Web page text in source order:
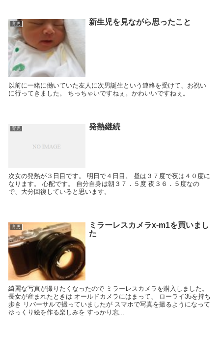
育児 新生児を見ながら思ったこと
以前に一緒に働いていた友人に次男誕生という連絡を受けて、お祝い
に行ってきました。 ちっちゃいですねぇ。かわいいですねぇ。
育児 発熱継続
次女の発熱が３日目です。 明日で４日目。 昼は３７度で夜は４０度に
なります。 心配です。 自分自身は朝３７．５度 夜３６．５度なの
で、大分回復していると思います。
育児
ミラーレスカメラx-m1を買いまし
た
綺麗な写真が撮りたくなったので ミラーレスカメラを購入しました。
長女が産まれたときは オールドカメラにはまって、 ローライ35を持ち
歩き リバーサルで撮っていましたが スマホで写真を撮るようになって
ゆっくり絵を作る楽しみを すっかり忘...